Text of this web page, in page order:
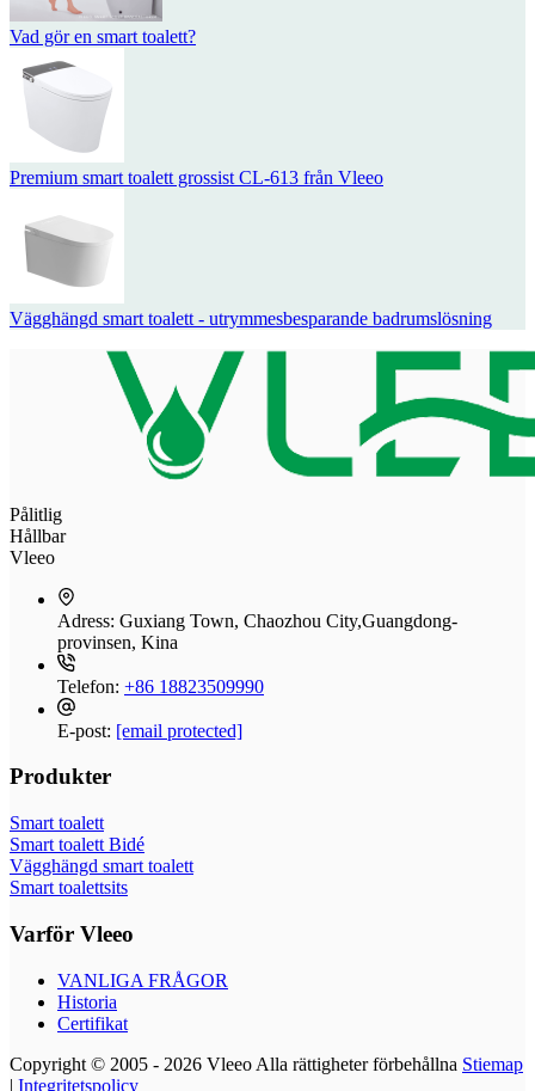
Vad gör en smart toalett?
Premium smart toalett grossist CL-613 från Vleeo
Vägghängd smart toalett - utrymmesbesparande badrumslösning
Pålitlig
Hållbar
Vleeo
Adress: Guxiang Town, Chaozhou City,Guangdong-
provinsen, Kina
Telefon: +86 18823509990
E-post: [email protected]
Produkter
Smart toalett
Smart toalett Bidé
Vägghängd smart toalett
Smart toalettsits
Varför Vleeo
VANLIGA FRÅGOR
Historia
Certifikat
Copyright © 2005 - 2026 Vleeo Alla rättigheter förbehållna Stiemap
| Integritetspolicy